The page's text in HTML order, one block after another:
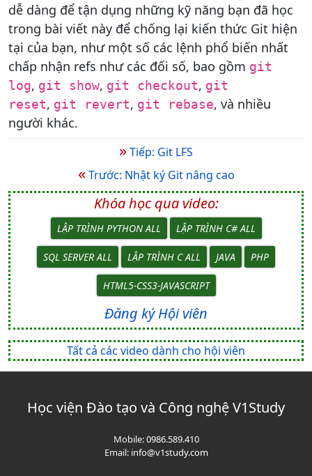
dễ dàng để tận dụng những kỹ năng bạn đã học
trong bài viết này để chống lại kiến thức Git hiện
tại của bạn, như một số các lệnh phổ biến nhất
chấp nhận refs như các đối số, bao gồm git
log, git show, git checkout, git
reset, git revert, git rebase, và nhiều
người khác.
»Tiếp: Git LFS
«Trước: Nhật ký Git nâng cao
Khóa học qua video:
LẬP TRÌNH PYTHON ALL LẬP TRÌNH C# ALL
SQL SERVER ALL LẬP TRÌNH C ALL JAVA PHP
HTML5-CSS3-JAVASCRIPT
Đăng ký Hội viên
Tất cả các video dành cho hội viên
Học viện Đào tạo và Công nghệ V1Study
Mobile:0986.589.410
Email: info@v1study.com